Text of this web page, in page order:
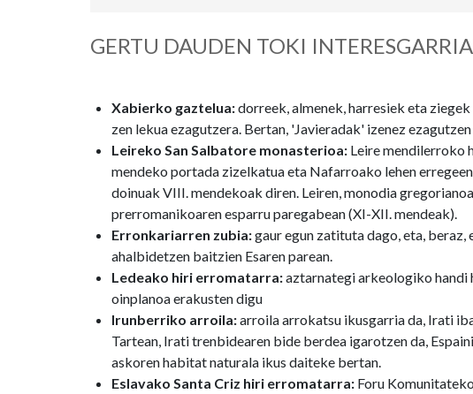
GERTU DAUDEN TOKI
Xabierko gaztelua:dorreek, almenek, harresiek eta
zen lekua ezagutzera. Bertan, 'Javieradak' izenez
Leireko San Salbatore monasterioa: Leire mendilerroko
mendeko portada zizelkatua eta Nafarroako lehen
doinuak VIII. mendekoak diren. Leiren, monodia
prerromanikoaren esparru paregabean (XI-XII. mendeak).
Erronkariarren zubia:gaur egun zatituta dago, eta,
ahalbidetzen baitzien Esaren parean.
Ledeako hiri erromatarra:aztarnategi arkeologiko
oinplanoa erakusten digu
Irunberriko arroila:arroila arrokatsu ikusgarria da, Irati
Tartean, Irati trenbidearen bide berdea igarotzen da,
askoren habitat naturala ikus daiteke bertan.
Eslavako Santa Criz hiri erromatarra: Foru